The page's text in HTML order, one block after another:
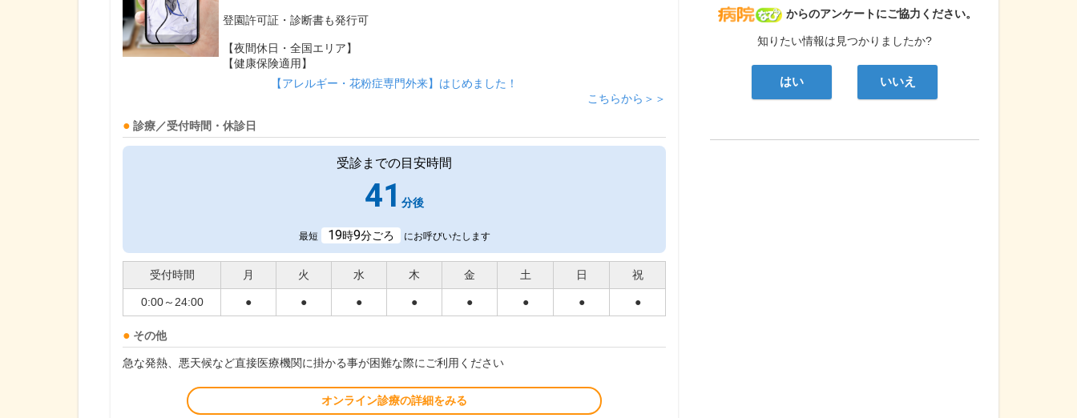
登園許可証・診断書も発行可
【夜間休日・全国エリア】
【健康保険適用】
【アレルギー・花粉症専門外来】はじめました！
こちらから＞＞
診療／受付時間・休診日
受診までの目安時間
41 分後
最短 19時9分ごろ にお呼びいたします
受付時間 月 火 水 木 金 土 日 祝
0:00～24:00 ● ● ● ● ● ● ● ●
その他
急な発熱、悪天候など直接医療機関に掛かる事が困難な際にご利用ください
オンライン診療の詳細をみる
病院なび
からのアンケートにご協力ください。
知りたい情報は見つかりましたか?
はい いいえ